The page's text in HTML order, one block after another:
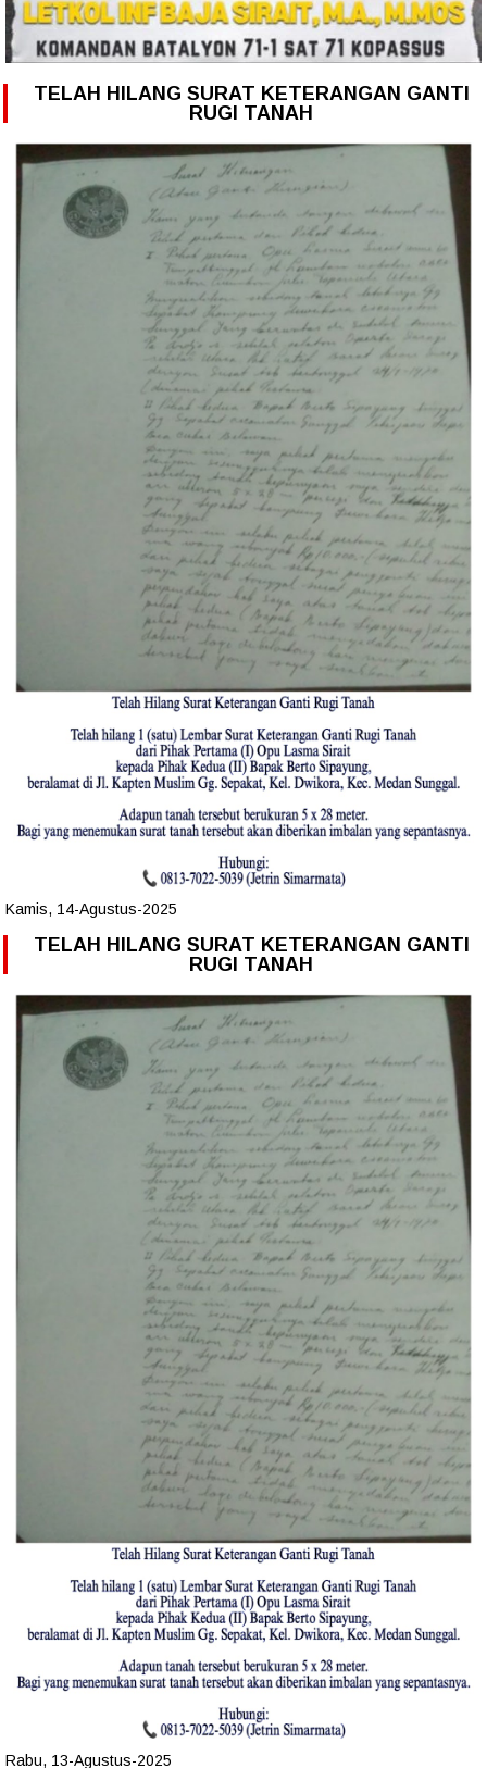
TELAH HILANG SURAT KETERANGAN GANTI
RUGI TANAH
Kamis, 14-Agustus-2025
TELAH HILANG SURAT KETERANGAN GANTI
RUGI TANAH
Rabu, 13-Agustus-2025